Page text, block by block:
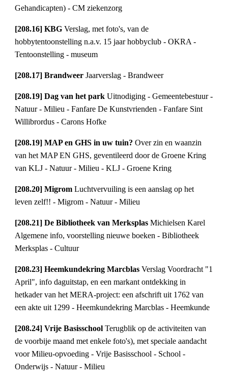
Gehandicapten) - CM ziekenzorg
[208.16] KBG Verslag, met foto's, van de
hobbytentoonstelling n.a.v. 15 jaar hobbyclub - OKRA -
Tentoonstelling - museum
[208.17] Brandweer Jaarverslag - Brandweer
[208.19] Dag van het park Uitnodiging - Gemeentebestuur -
Natuur - Milieu - Fanfare De Kunstvrienden - Fanfare Sint
Willibrordus - Carons Hofke
[208.19] MAP en GHS in uw tuin? Over zin en waanzin
van het MAP EN GHS, geventileerd door de Groene Kring
van KLJ - Natuur - Milieu - KLJ - Groene Kring
[208.20] Migrom Luchtvervuiling is een aanslag op het
leven zelf!! - Migrom - Natuur - Milieu
[208.21] De Bibliotheek van Merksplas Michielsen Karel
Algemene info, voorstelling nieuwe boeken - Bibliotheek
Merksplas - Cultuur
[208.23] Heemkundekring Marcblas Verslag Voordracht "1
April", info daguitstap, en een markant ontdekking in
hetkader van het MERA-project: een afschrift uit 1762 van
een akte uit 1299 - Heemkundekring Marcblas - Heemkunde
[208.24] Vrije Basisschool Terugblik op de activiteiten van
de voorbije maand met enkele foto's), met speciale aandacht
voor Milieu-opvoeding - Vrije Basisschool - School -
Onderwijs - Natuur - Milieu